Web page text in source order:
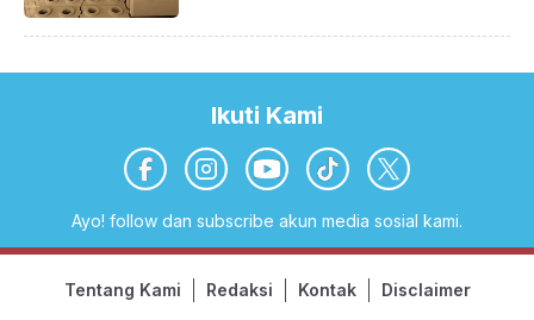
Ikuti Kami
Ayo! follow dan subscribe akun media sosial kami.
Tentang Kami Redaksi Kontak Disclaimer